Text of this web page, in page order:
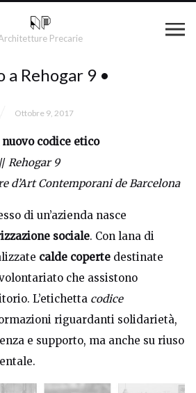
Precarie
a Rehogar 9 •
Ottobre 9, 2017
nuovo codice etico
// Rehogar 9
d’Art Contemporani de Barcelona
di un’azienda nasce
sociale. Con lana di
calde coperte destinate
che assistono
L’etichetta codice
riguardanti solidarietà,
e supporto, ma anche su riuso